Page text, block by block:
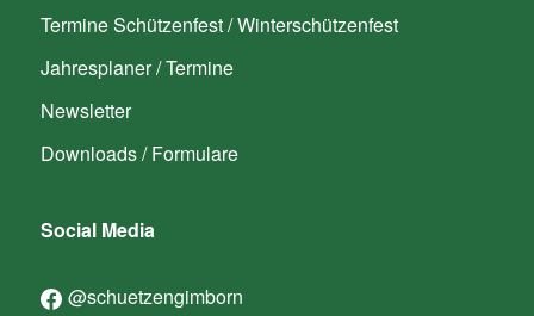
Termine Schützenfest / Winterschützenfest
Jahresplaner / Termine
Newsletter
Downloads / Formulare
Social Media
@schuetzengimborn